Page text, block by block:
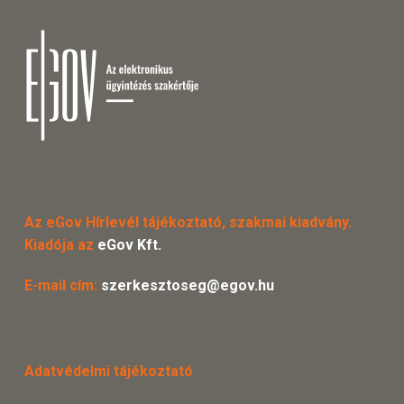
Az eGov Hírlevél tájékoztató, szakmai kiadvány.
Kiadója az eGov Kft.
E-mail cím: szerkesztoseg@egov.hu
Adatvédelmi tájékoztató